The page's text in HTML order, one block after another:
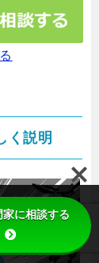
く説明
に相談する